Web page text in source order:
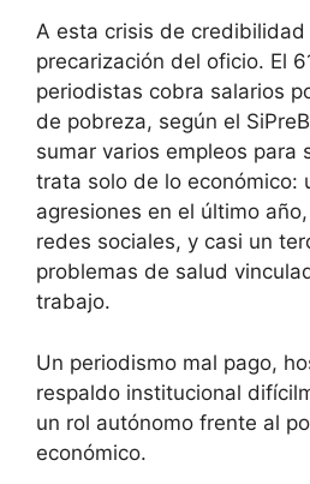
A esta crisis de credibilidad
precarización del oficio. El
periodistas cobra salarios
de pobreza, según el
sumar varios empleos para
trata solo de lo económico:
agresiones en el último
redes sociales, y casi un
problemas de salud
trabajo.
Un periodismo mal pago,
respaldo institucional
un rol autónomo frente al
económico.